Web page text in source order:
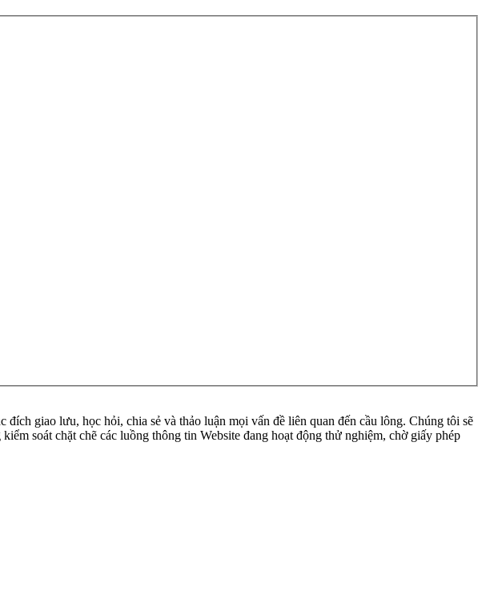
giao lưu, học hỏi, chia sẻ và thảo luận mọi vấn đề liên quan đến cầu lông. Chúng tôi sẽ
soát chặt chẽ các luồng thông tin Website đang hoạt động thử nghiệm, chờ giấy phép